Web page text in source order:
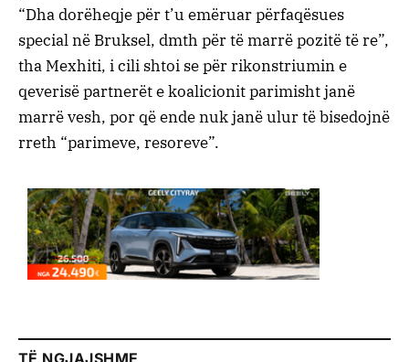
“Dha dorëheqje për t’u emëruar përfaqësues
special në Bruksel, dmth për të marrë pozitë të re”,
tha Mexhiti, i cili shtoi se për rikonstriumin e
qeverisë partnerët e koalicionit parimisht janë
marrë vesh, por që ende nuk janë ulur të bisedojnë
rreth “parimeve, resoreve”.
TË NGJAJSHME